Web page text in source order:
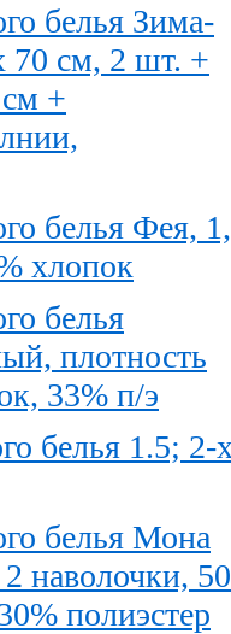
белья Зима-
70 см, 2 шт. +
+
белья Фея,
хлопок
белья
плотность
33% п/э
белья 1.5; 2-
белья Мона
наволочки,
полиэстер